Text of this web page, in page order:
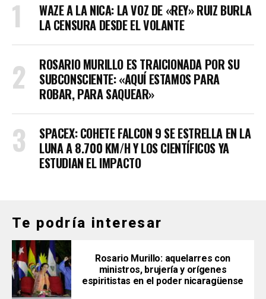
WAZE A LA NICA: LA VOZ DE «REY» RUIZ BURLA
LA CENSURA DESDE EL VOLANTE
ROSARIO MURILLO ES TRAICIONADA POR SU
SUBCONSCIENTE: «AQUÍ ESTAMOS PARA
ROBAR, PARA SAQUEAR»
SPACEX: COHETE FALCON 9 SE ESTRELLA EN LA
LUNA A 8.700 KM/H Y LOS CIENTÍFICOS YA
ESTUDIAN EL IMPACTO
Te podría interesar
Rosario Murillo: aquelarres con
ministros, brujería y orígenes
espiritistas en el poder nicaragüense